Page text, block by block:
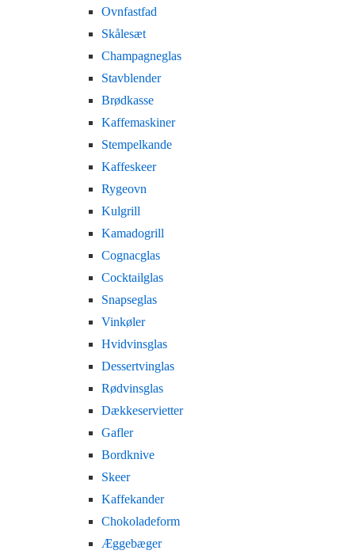
Ovnfastfad
Skålesæt
Champagneglas
Stavblender
Brødkasse
Kaffemaskiner
Stempelkande
Kaffeskeer
Rygeovn
Kulgrill
Kamadogrill
Cognacglas
Cocktailglas
Snapseglas
Vinkøler
Hvidvinsglas
Dessertvinglas
Rødvinsglas
Dækkeservietter
Gafler
Bordknive
Skeer
Kaffekander
Chokoladeform
Æggebæger